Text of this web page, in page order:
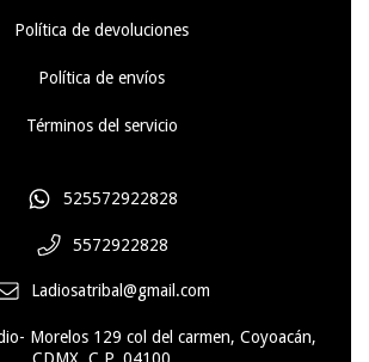
Política de devoluciones
Política de envíos
Términos del servicio
525572922828
5572922828
Ladiosatribal@gmail.com
Morelos 129 col del carmen, Coyoacán,
CDMX. C.P. 04100